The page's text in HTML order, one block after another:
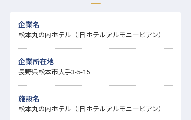
企業名
松本丸の内ホテル（旧:ホテルアルモニービアン）
企業所在地
長野県松本市大手3-5-15
施設名
松本丸の内ホテル（旧:ホテルアルモニービアン）